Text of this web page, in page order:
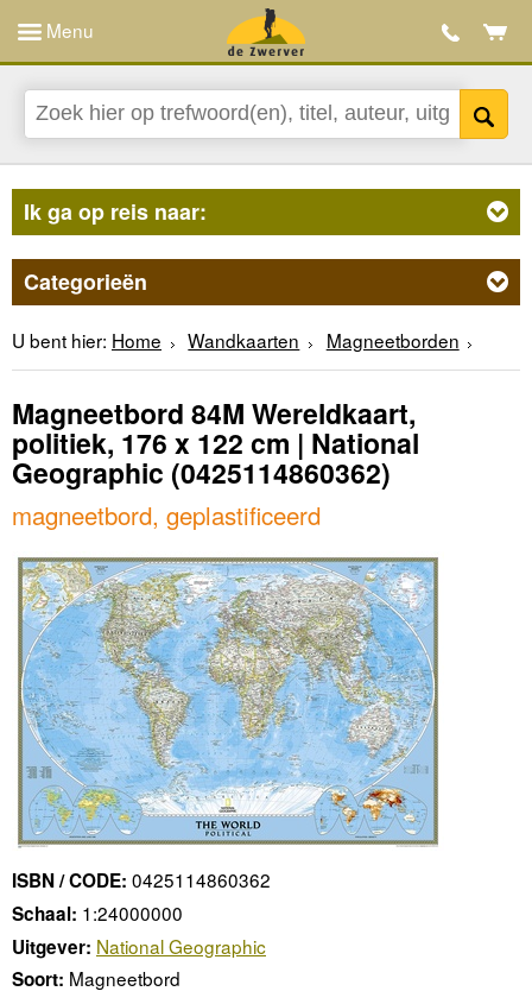
Menu
Ik ga op reis naar:
Categorieën
U bent hier: Home Wandkaarten Magneetborden
Magneetbord 84M Wereldkaart,
politiek, 176 x 122 cm | National
Geographic (0425114860362)
magneetbord, geplastificeerd
ISBN / CODE: 0425114860362
Schaal: 1:24000000
Uitgever: National Geographic
Soort: Magneetbord